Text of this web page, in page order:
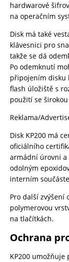
hardwarové
na operačním
Disk má také
klávesnici pro
takže se dá
Po odemknutí
připojením disku
flash úložiště s
použití se
Reklama/
Disk KP200 má
oficiálního
armádní úrovni a
odolným
interním
Pro další zvýšení
polymerovou
na tlačítkách.
Ochrana
KP200 umožňuje